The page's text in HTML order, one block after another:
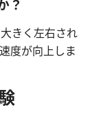
？
きく左右され
度が向上しま